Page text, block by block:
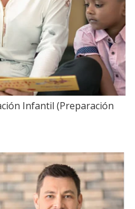
Infantil (Preparación